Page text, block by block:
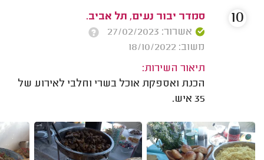
סמדר יבור נעים, תל אביב.
אשרור: 27/02/2023
משוב: 18/10/2022
תיאור השירות:
הכנת ואספקת אוכל בשרי וחלבי לאירוע של
35 איש.
10